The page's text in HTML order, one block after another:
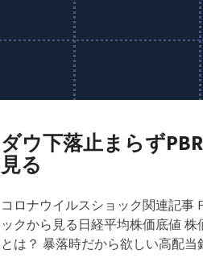
ダウ下落止まらず
見る
コロナウイルスショック関連記事
ックから見る日経平均株価底値
とは？ 暴落時だから欲しい高配